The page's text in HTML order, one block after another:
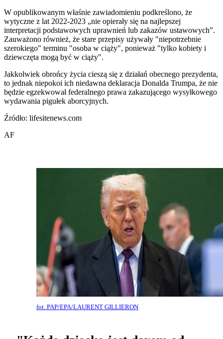
W opublikowanym właśnie zawiadomieniu podkreślono, że
wytyczne z lat 2022-2023 „nie opierały się na najlepszej
interpretacji podstawowych uprawnień lub zakazów ustawowych”.
Zauważono również, że stare przepisy używały "niepotrzebnie
szerokiego" terminu "osoba w ciąży", ponieważ "tylko kobiety i
dziewczęta mogą być w ciąży".
Jakkolwiek obrońcy życia cieszą się z działań obecnego prezydenta,
to jednak niepokoi ich niedawna deklaracja Donalda Trumpa, że nie
będzie egzekwował federalnego prawa zakazującego wysyłkowego
wydawania pigułek aborcyjnych.
Źródło: lifesitenews.com
AF
fot. PAP/EPA/LAURENT GILLIERON